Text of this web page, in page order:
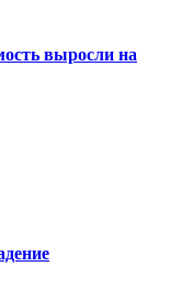
выросли на